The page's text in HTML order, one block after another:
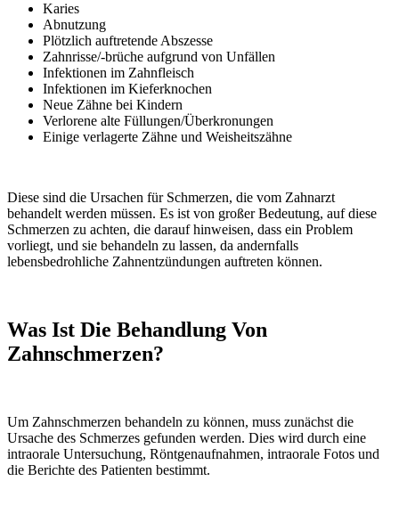
Karies
Abnutzung
Plötzlich auftretende Abszesse
Zahnrisse/-brüche aufgrund von Unfällen
Infektionen im Zahnfleisch
Infektionen im Kieferknochen
Neue Zähne bei Kindern
Verlorene alte Füllungen/Überkronungen
Einige verlagerte Zähne und Weisheitszähne
Diese sind die Ursachen für Schmerzen, die vom Zahnarzt
behandelt werden müssen. Es ist von großer Bedeutung, auf diese
Schmerzen zu achten, die darauf hinweisen, dass ein Problem
vorliegt, und sie behandeln zu lassen, da andernfalls
lebensbedrohliche Zahnentzündungen auftreten können.
Was Ist Die Behandlung Von
Zahnschmerzen?
Um Zahnschmerzen behandeln zu können, muss zunächst die
Ursache des Schmerzes gefunden werden. Dies wird durch eine
intraorale Untersuchung, Röntgenaufnahmen, intraorale Fotos und
die Berichte des Patienten bestimmt.